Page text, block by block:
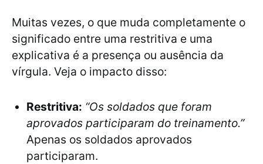
Muitas vezes, o que muda completamente o
significado entre uma restritiva e uma
explicativa é a presença ou ausência da
vírgula. Veja o impacto disso:
Restritiva: “Os soldados que foram
aprovados participaram do treinamento.”
Apenas os soldados aprovados
participaram.